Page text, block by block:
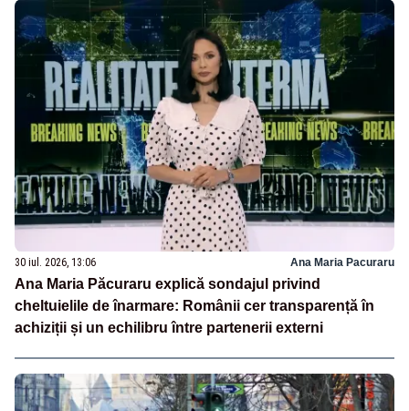
30 iul. 2026, 13:06 Ana Maria Pacuraru
Ana Maria Păcuraru explică sondajul privind
cheltuielile de înarmare: Românii cer transparență în
achiziții și un echilibru între partenerii externi